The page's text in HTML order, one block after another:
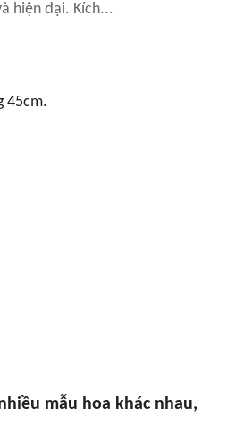
hiện đại. Kích...
45cm.
mẫu hoa khác nhau,